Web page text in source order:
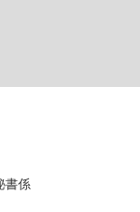
書係